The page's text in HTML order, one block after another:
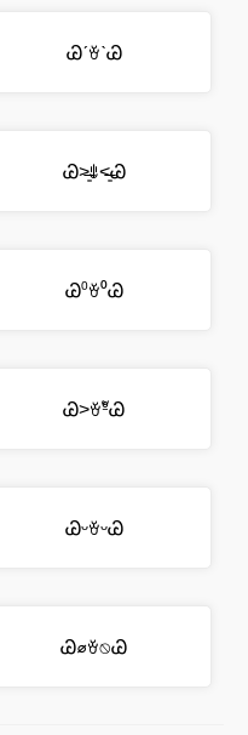
ᏊˊꈊˋᏊ
Ꮚ˃̶͈ꍓ˂̶͈Ꮚ
Ꮚ⁰ꈊ⁰Ꮚ
Ꮚ˃ꈊºัᏊ
ᏊᵕꈊᵕᏊ
Ꮚ⌀ꈊ⍉Ꮚ